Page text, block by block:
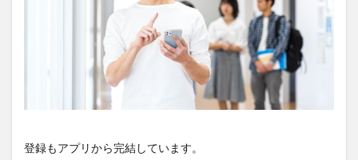
登録もアプリから完結しています。